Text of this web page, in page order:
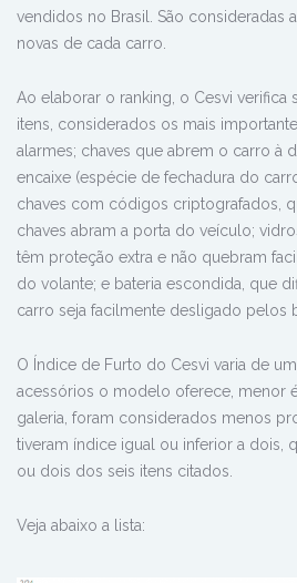
vendidos no Brasil. São consideradas
novas de cada carro.
Ao elaborar o ranking, o Cesvi verifica
itens, considerados os mais
alarmes; chaves que abrem o carro à
encaixe (espécie de fechadura do
chaves com códigos criptografados,
chaves abram a porta do veículo;
têm proteção extra e não quebram
do volante; e bateria escondida, que
carro seja facilmente desligado pelos
O Índice de Furto do Cesvi varia de
acessórios o modelo oferece, menor
galeria, foram considerados menos
tiveram índice igual ou inferior a dois,
ou dois dos seis itens citados.
Veja abaixo a lista: